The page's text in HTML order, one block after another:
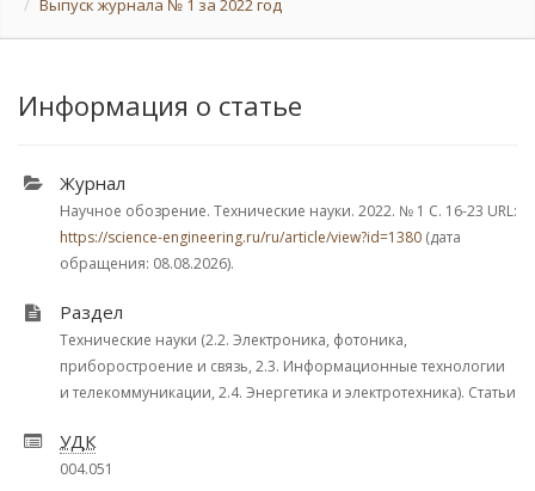
Выпуск журнала № 1 за 2022 год
Информация о статье
Журнал
Научное обозрение. Технические науки. 2022. № 1 С. 16-23 URL:
https://science-engineering.ru/ru/article/view?id=1380 (дата
обращения: 08.08.2026).
Раздел
Технические науки (2.2. Электроника, фотоника,
приборостроение и связь, 2.3. Информационные технологии
и телекоммуникации, 2.4. Энергетика и электротехника). Статьи
УДК
004.051